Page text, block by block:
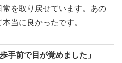
を取り戻せています。あの
当に良かったです。
手前で目が覚めました」